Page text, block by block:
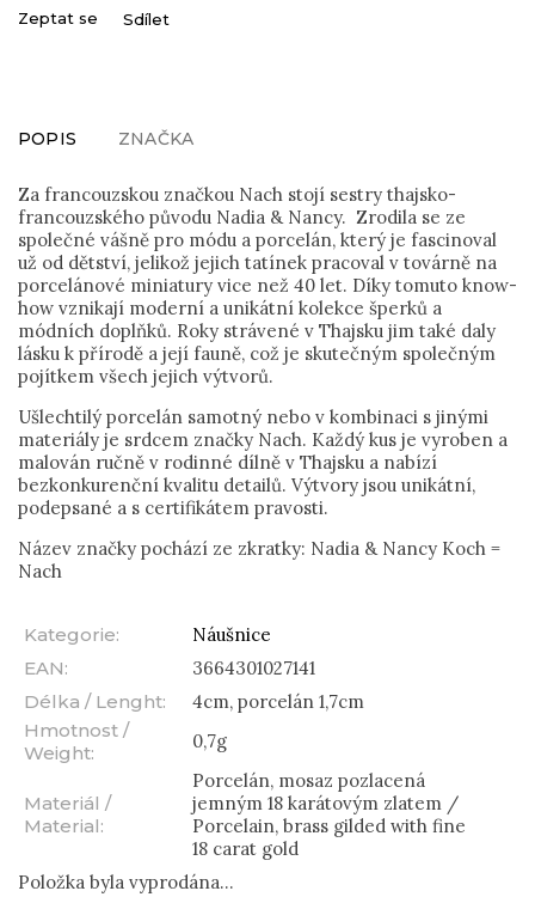
Zeptat se Sdílet
POPIS ZNAČKA
Za francouzskou značkou Nach stojí sestry thajsko-
francouzského původu Nadia & Nancy. Zrodila se ze
společné vášně pro módu a porcelán, který je fascinoval
už od dětství, jelikož jejich tatínek pracoval v továrně na
porcelánové miniatury vice než 40 let. Díky tomuto know-
how vznikají moderní a unikátní kolekce šperků a
módních doplňků. Roky strávené v Thajsku jim také daly
lásku k přírodě a její fauně, což je skutečným společným
pojítkem všech jejich výtvorů.
Ušlechtilý porcelán samotný nebo v kombinaci s jinými
materiály je srdcem značky Nach. Každý kus je vyroben a
malován ručně v rodinné dílně v Thajsku a nabízí
bezkonkurenční kvalitu detailů. Výtvory jsou unikátní,
podepsané a s certifikátem pravosti.
Název značky pochází ze zkratky: Nadia & Nancy Koch =
Nach
Kategorie:
Náušnice
EAN:
3664301027141
Délka / Lenght:
4cm, porcelán 1,7cm
Hmotnost /
Weight:
0,7g
Materiál /
Material:
Porcelán, mosaz pozlacená
jemným 18 karátovým zlatem /
Porcelain, brass gilded with fine
18 carat gold
Položka byla vyprodána…